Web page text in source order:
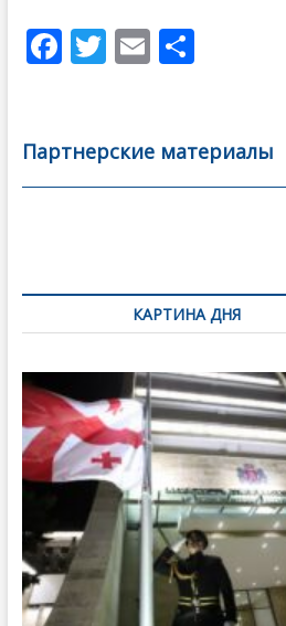
F
b
o
T
er
E
l
О
а
в
Партнерские материалы
по
записямКАРТИНА ДНЯ